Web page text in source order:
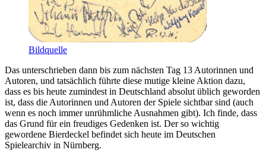
Bildquelle
Das unterschrieben dann bis zum nächsten Tag 13 Autorinnen und
Autoren, und tatsächlich führte diese mutige kleine Aktion dazu,
dass es bis heute zumindest in Deutschland absolut üblich geworden
ist, dass die Autorinnen und Autoren der Spiele sichtbar sind (auch
wenn es noch immer unrühmliche Ausnahmen gibt). Ich finde, dass
das Grund für ein freudiges Gedenken ist. Der so wichtig
gewordene Bierdeckel befindet sich heute im Deutschen
Spielearchiv in Nürnberg.